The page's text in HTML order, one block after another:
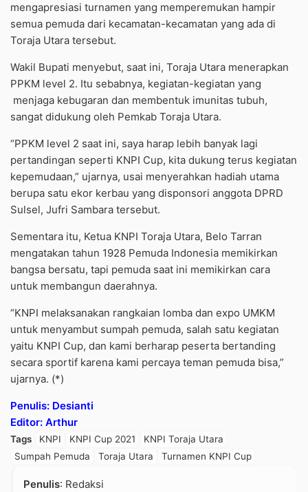
mengapresiasi turnamen yang memperemukan hampir
semua pemuda dari kecamatan-kecamatan yang ada di
Toraja Utara tersebut.
Wakil Bupati menyebut, saat ini, Toraja Utara menerapkan
PPKM level 2. Itu sebabnya, kegiatan-kegiatan yang
menjaga kebugaran dan membentuk imunitas tubuh,
sangat didukung oleh Pemkab Toraja Utara.
“PPKM level 2 saat ini, saya harap lebih banyak lagi
pertandingan seperti KNPI Cup, kita dukung terus kegiatan
kepemudaan,” ujarnya, usai menyerahkan hadiah utama
berupa satu ekor kerbau yang disponsori anggota DPRD
Sulsel, Jufri Sambara tersebut.
Sementara itu, Ketua KNPI Toraja Utara, Belo Tarran
mengatakan tahun 1928 Pemuda Indonesia memikirkan
bangsa bersatu, tapi pemuda saat ini memikirkan cara
untuk membangun daerahnya.
“KNPI melaksanakan rangkaian lomba dan expo UMKM
untuk menyambut sumpah pemuda, salah satu kegiatan
yaitu KNPI Cup, dan kami berharap peserta bertanding
secara sportif karena kami percaya teman pemuda bisa,”
ujarnya. (*)
Penulis: Desianti
Editor: Arthur
Tags KNPI KNPI Cup 2021
KNPI Toraja Utara
Sumpah Pemuda
Toraja Utara Turnamen KNPI Cup
Penulis: Redaksi